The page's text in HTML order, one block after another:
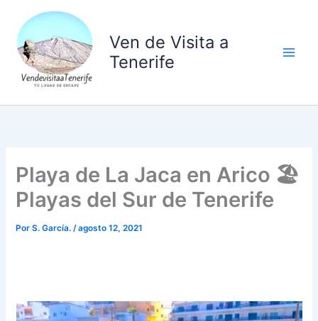
contenido
Ven de Visita a
Tenerife
Playa de La Jaca en Arico 🏖️
Playas del Sur de Tenerife
PorS. García./agosto 12, 2021